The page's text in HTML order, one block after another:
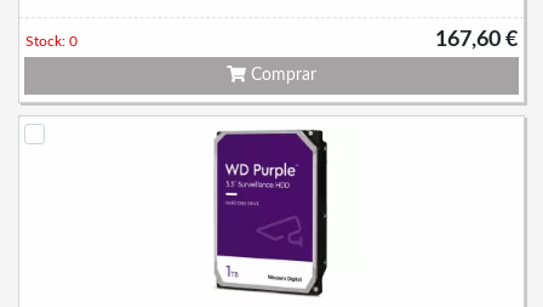
167,60 €
Stock: 0
Comprar